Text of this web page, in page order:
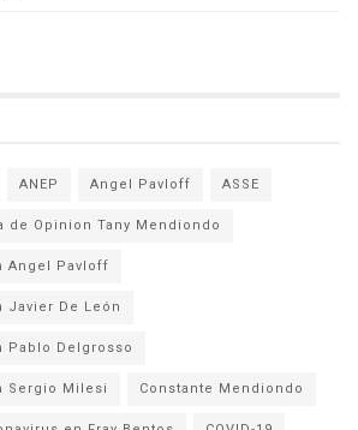
ANEP Angel Pavloff ASSE
de Opinion Tany Mendiondo
Angel Pavloff
Javier De León
Pablo Delgrosso
Sergio Milesi Constante Mendiondo